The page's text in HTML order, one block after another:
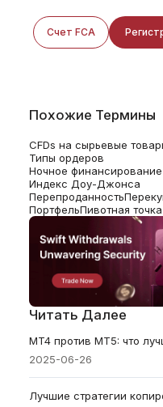
Счет FCA
Похожие Термины
CFDs на сырьевые
Типы ордеров
Ночное финансирование
Индекс Доу-Джонса
Перепроданность
ПортфельПивотная точка
Читать Далее
2025-06-26